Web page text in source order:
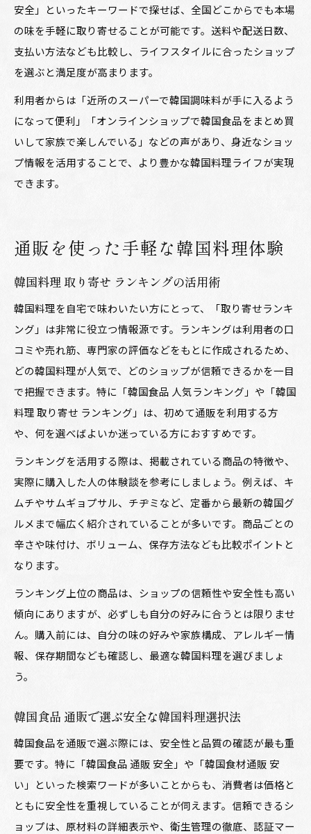
安全」といったキーワードで探せば、全国どこからでも本場
の味を手軽に取り寄せることが可能です。送料や配送日数、
支払い方法なども比較し、ライフスタイルに合ったショップ
を選ぶと満足度が高まります。
利用者からは「近所のスーパーで韓国調味料が手に入るよう
になって便利」「オンラインショップで韓国食品をまとめ買
いして家族で楽しんでいる」などの声があり、身近なショッ
プ情報を活用することで、より豊かな韓国料理ライフが実現
できます。
通販を使った手軽な韓国料理体験
韓国料理 取り寄せ ランキングの活用術
韓国料理を自宅で味わいたい方にとって、「取り寄せランキ
ング」は非常に役立つ情報源です。ランキングは利用者の口
コミや売れ筋、専門家の評価などをもとに作成されるため、
どの韓国料理が人気で、どのショップが信頼できるかを一目
で把握できます。特に「韓国食品 人気ランキング」や「韓国
料理 取り寄せ ランキング」は、初めて通販を利用する方
や、何を選べばよいか迷っている方におすすめです。
ランキングを活用する際は、掲載されている商品の特徴や、
実際に購入した人の体験談を参考にしましょう。例えば、キ
ムチやサムギョプサル、チヂミなど、定番から最新の韓国グ
ルメまで幅広く紹介されていることが多いです。商品ごとの
辛さや味付け、ボリューム、保存方法なども比較ポイントと
なります。
ランキング上位の商品は、ショップの信頼性や安全性も高い
傾向にありますが、必ずしも自分の好みに合うとは限りませ
ん。購入前には、自分の味の好みや家族構成、アレルギー情
報、保存期間なども確認し、最適な韓国料理を選びましょ
う。
韓国食品 通販で選ぶ安全な韓国料理選択法
韓国食品を通販で選ぶ際には、安全性と品質の確認が最も重
要です。特に「韓国食品 通販 安全」や「韓国食材通販 安
い」といった検索ワードが多いことからも、消費者は価格と
ともに安全性を重視していることが伺えます。信頼できるシ
ョップは、原材料の詳細表示や、衛生管理の徹底、認証マー